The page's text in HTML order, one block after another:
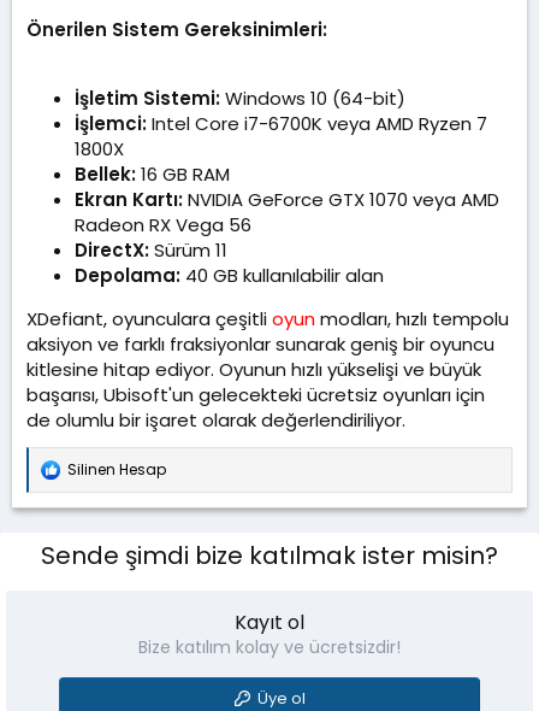
Önerilen Sistem Gereksinimleri:
İşletim Sistemi:Windows 10 (64-bit)
İşlemci:Intel Core i7-6700K veya AMD Ryzen 7
1800X
Bellek:16 GB RAM
Ekran Kartı:NVIDIA GeForce GTX 1070 veya AMD
Radeon RX Vega 56
DirectX:Sürüm 11
Depolama: 40 GB kullanılabilir alan
XDefiant, oyunculara çeşitlioyunmodları, hızlı tempolu
aksiyon ve farklı fraksiyonlar sunarak geniş bir oyuncu
kitlesine hitap ediyor. Oyunun hızlı yükselişi ve büyük
başarısı, Ubisoft'un gelecekteki ücretsiz oyunları için
de olumlu bir işaret olarak değerlendiriliyor.
T
e
p
i
Silinen Hesap
Sende şimdi bize katılmak ister misin?
Kayıt ol
Bize katılım kolay ve ücretsizdir!
Üye ol